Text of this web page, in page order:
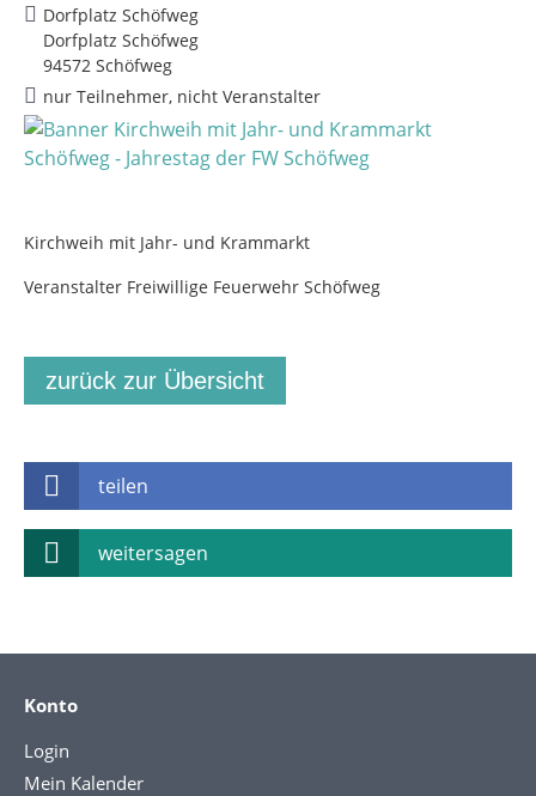
Dorfplatz Schöfweg
Dorfplatz Schöfweg
94572 Schöfweg
nur Teilnehmer, nicht Veranstalter
Kirchweih mit Jahr- und Krammarkt
Veranstalter Freiwillige Feuerwehr Schöfweg
zurück zur Übersicht
teilen
weitersagen
Konto
Login
Mein Kalender